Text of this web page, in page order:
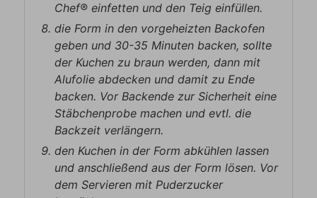
Chef® einfetten und den Teig einfüllen.
die Form in den vorgeheizten Backofen
geben und 30-35 Minuten backen, sollte
der Kuchen zu braun werden, dann mit
Alufolie abdecken und damit zu Ende
backen. Vor Backende zur Sicherheit eine
Stäbchenprobe machen und evtl. die
Backzeit verlängern.
den Kuchen in der Form abkühlen lassen
und anschließend aus der Form lösen. Vor
dem Servieren mit Puderzucker